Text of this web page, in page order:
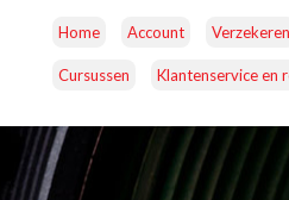
Home Account Verzekeren
Cursussen Klantenservice en
CAMERA’S OBJECTIEVEN